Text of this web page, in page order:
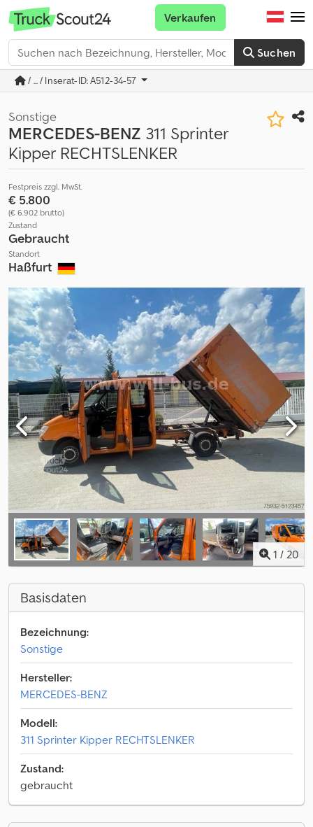
Suchen
Verkaufen
/ ... / Inserat-ID: A512-34-57
Sonstige
MERCEDES-BENZ 311 Sprinter
Kipper RECHTSLENKER
Festpreis zzgl. MwSt.
€ 5.800
(€ 6.902 brutto)
Zustand
Gebraucht
Standort
Haßfurt
1 / 20
Basisdaten
Bezeichnung:
Sonstige
Hersteller:
MERCEDES-BENZ
Modell:
311 Sprinter Kipper RECHTSLENKER
Zustand:
gebraucht